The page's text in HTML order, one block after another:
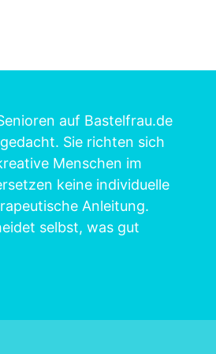
auf Bastelfrau.de
Sie richten sich
Menschen im
keine individuelle
Anleitung.
selbst, was gut